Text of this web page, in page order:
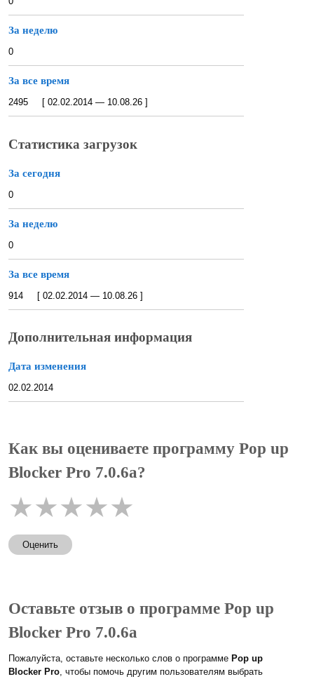
За неделю
0
За все время
2495 [ 02.02.2014 — 10.08.26 ]
Статистика загрузок
За сегодня
0
За неделю
0
За все время
914 [ 02.02.2014 — 10.08.26 ]
Дополнительная информация
Дата изменения
02.02.2014
Как вы оцениваете программу Pop up
Blocker Pro 7.0.6a?
★★★★★
Оценить
Оставьте отзыв о программе Pop up
Blocker Pro 7.0.6a
Пожалуйста, оставьте несколько слов о программе Pop up
Blocker Pro, чтобы помочь другим пользователям выбрать